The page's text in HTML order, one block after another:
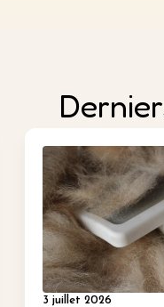
3 juillet 2026